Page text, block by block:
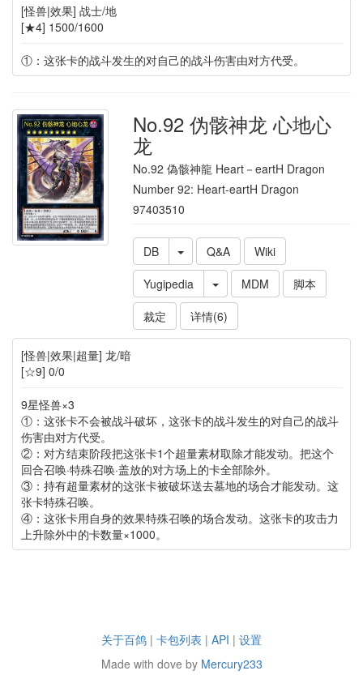
[怪兽|效果] 战士/地
[★4] 1500/1600
①：这张卡的战斗发生的对自己的战斗伤害由对方代受。
No.92 伪骸神龙 心地心
龙
No.92 偽骸神龍 Heart－eartH Dragon
Number 92: Heart-eartH Dragon
97403510
DB Q&A
Wiki
Yugipedia
MDM
脚本
裁定
详情(6)
[怪兽|效果|超量] 龙/暗
[☆9] 0/0
9星怪兽×3
①：这张卡不会被战斗破坏，这张卡的战斗发生的对自己的战斗
伤害由对方代受。
②：对方结束阶段把这张卡1个超量素材取除才能发动。把这个
回合召唤·特殊召唤·盖放的对方场上的卡全部除外。
③：持有超量素材的这张卡被破坏送去墓地的场合才能发动。这
张卡特殊召唤。
④：这张卡用自身的效果特殊召唤的场合发动。这张卡的攻击力
上升除外中的卡数量×1000。
关于百鸽 | 卡包列表 | API | 设置
Made with dove by Mercury233